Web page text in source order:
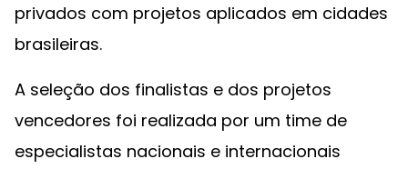
privados com projetos aplicados em cidades
brasileiras.
A seleção dos finalistas e dos projetos
vencedores foi realizada por um time de
especialistas nacionais e internacionais